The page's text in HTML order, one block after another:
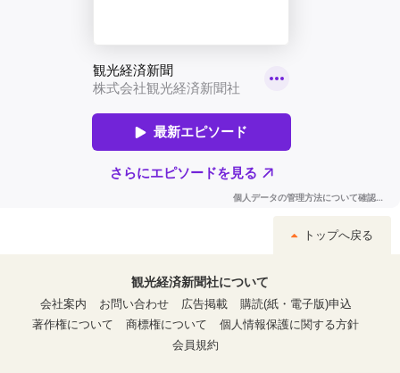
トップへ戻る
観光経済新聞社について
会社案内
お問い合わせ 広告掲載
購読(紙・電子版)申込
著作権について
商標権について
個人情報保護に関する方針
会員規約